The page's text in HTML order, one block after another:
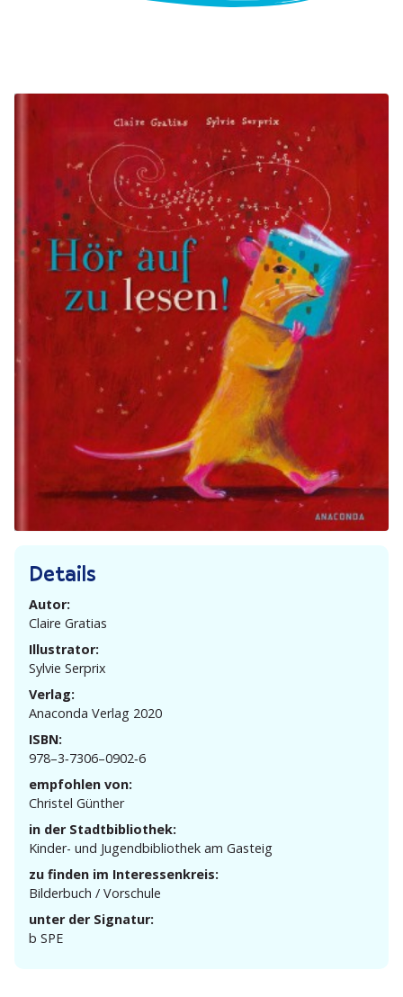
Details
Autor:
Claire Gratias
Illustrator:
Sylvie Serprix
Verlag:
Anaconda Verlag 2020
ISBN:
978–3‑7306–0902‑6
empfohlen von:
Christel Günther
in der Stadtbibliothek:
Kinder- und Jugend­bi­bliothek am Gasteig
zu finden im Interessenkreis:
Bilderbuch / Vorschule
unter der Signatur:
b SPE